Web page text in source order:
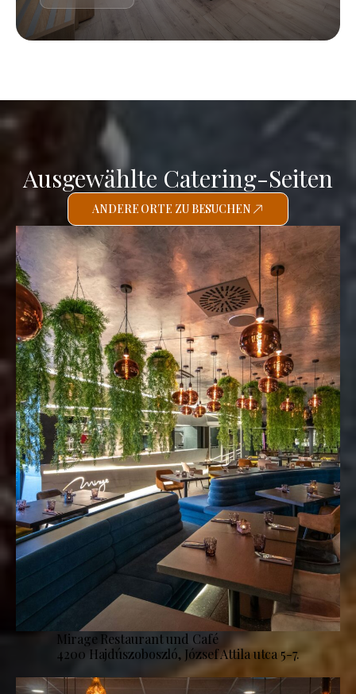
Ausgewählte Catering-Seiten
ANDERE ORTE ZU BESUCHEN
Mirage Restaurant und Café
4200 Hajdúszoboszló, József Attila utca 5-7.